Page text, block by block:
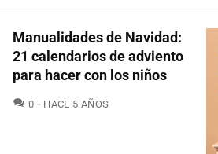
Manualidades de Navidad:
21 calendarios de adviento
para hacer con los niños
0 COMENTARIOS
HACE 5 AÑOS